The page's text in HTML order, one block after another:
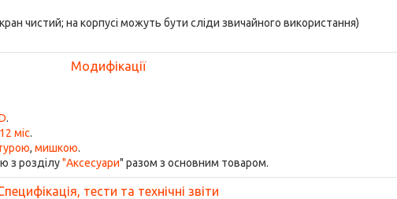
чистий; на корпусі можуть бути сліди звичайного використання)
Модифікації
.
міс.
, мишкою.
з розділу"Аксесуари" разом з основним товаром.
тести та технічні звіти